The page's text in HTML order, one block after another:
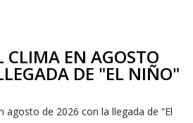
CLIMA EN AGOSTO
DE "EL NIÑO"